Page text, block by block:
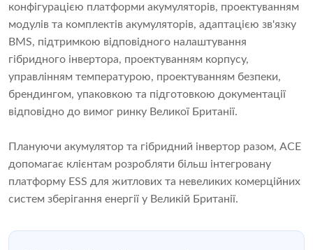
конфігурацією платформи акумуляторів, проектуванням
модулів та комплектів акумуляторів, адаптацією зв'язку
BMS, підтримкою відповідного налаштування
гібридного інвертора, проектуванням корпусу,
управлінням температурою, проектуванням безпеки,
брендингом, упаковкою та підготовкою документації
відповідно до вимог ринку Великої Британії.
Плануючи акумулятор та гібридний інвертор разом, ACE
допомагає клієнтам розробляти більш інтегровану
платформу ESS для житлових та невеликих комерційних
систем зберігання енергії у Великій Британії.